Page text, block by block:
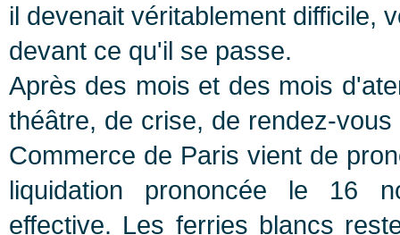
il devenait véritablement difficile,
devant ce qu'il se passe.
Après des mois et des mois
théâtre, de crise, de rendez-
Commerce de Paris vient de
liquidation prononcée le 16
effective. Les ferries blancs